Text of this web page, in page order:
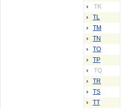
TK
TL
TM
TN
TO
TP
TQ
TR
TS
TT